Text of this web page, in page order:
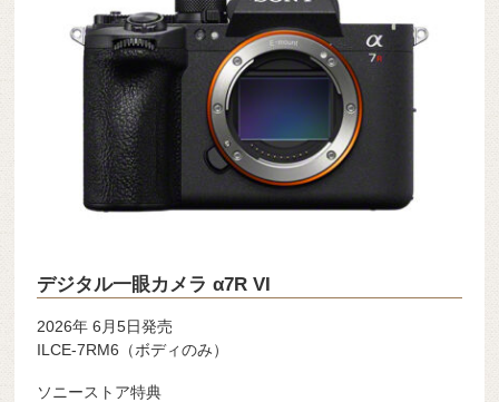
デジタル一眼カメラ α7R VI
2026年 6月5日発売
ILCE-7RM6（ボディのみ）
ソニーストア特典